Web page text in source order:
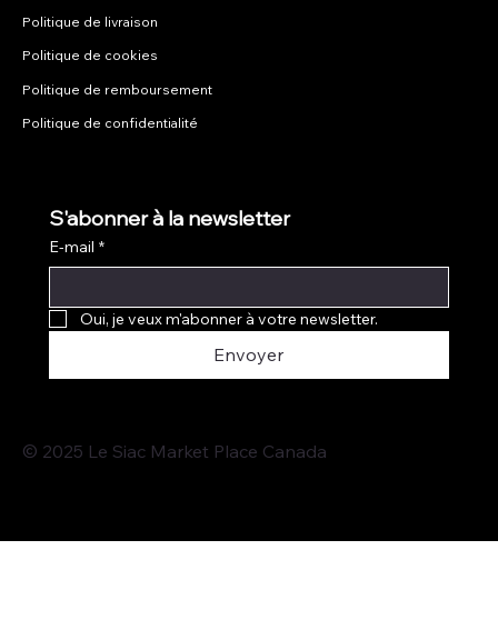
Politique de livraison
Politique de cookies
Politique de remboursement
Politique de confidentialité
S'abonner à la newsletter
E-mail *
Oui, je veux m'abonner à votre newsletter.
Envoyer
© 2025 Le Siac Market Place Canada